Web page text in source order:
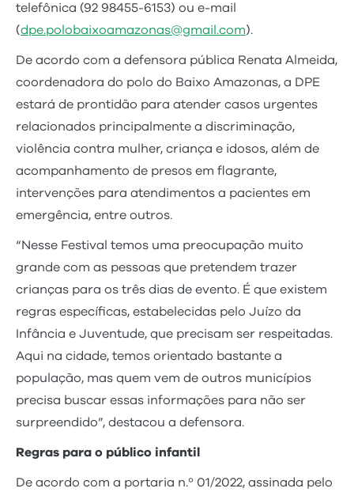
telefônica (92 98455-6153) ou e-mail
(dpe.polobaixoamazonas@gmail.com).
De acordo com a defensora pública Renata Almeida,
coordenadora do polo do Baixo Amazonas, a DPE
estará de prontidão para atender casos urgentes
relacionados principalmente a discriminação,
violência contra mulher, criança e idosos, além de
acompanhamento de presos em flagrante,
intervenções para atendimentos a pacientes em
emergência, entre outros.
“Nesse Festival temos uma preocupação muito
grande com as pessoas que pretendem trazer
crianças para os três dias de evento. É que existem
regras específicas, estabelecidas pelo Juízo da
Infância e Juventude, que precisam ser respeitadas.
Aqui na cidade, temos orientado bastante a
população, mas quem vem de outros municípios
precisa buscar essas informações para não ser
surpreendido”, destacou a defensora.
Regras para o público infantil
De acordo com a portaria n.º 01/2022, assinada pelo